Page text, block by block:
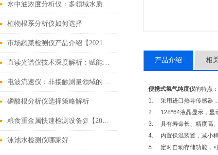
水中油浓度分析仪：多领域水质监测的关键力量
植物根系分析仪如何选择
市场蔬菜检测仪产品介绍【2021仪器重磅推荐】
直读光谱仪技术深度解析：赋能元素分析的精准利器
电波流速仪：非接触测量领域的创新利器，开启流速监测新纪元
磷酸根分析仪选择策略解析
粮食重金属快速检测设备@【2022新款】_粮食重金属快速测试仪
泳池水检测仪哪家好
产品介绍 相
便携式氢气纯度仪的特点：
1. 采用进口热导传感器，
2. 128*64液晶显示，显
3. 具有寿命长、精度高
4. 内置保温装置，减小
5. 定时自动存储功能，